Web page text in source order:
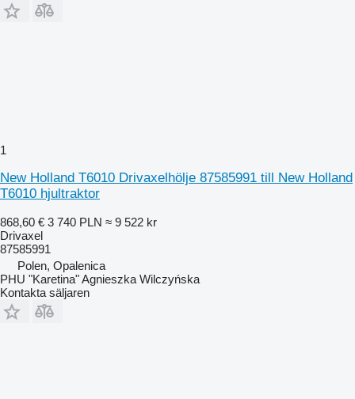
1
New Holland T6010 Drivaxelhölje 87585991 till New Holland
T6010 hjultraktor
868,60 € 3 740 PLN ≈ 9 522 kr
Drivaxel
87585991
Polen, Opalenica
PHU "Karetina" Agnieszka Wilczyńska
Kontakta säljaren